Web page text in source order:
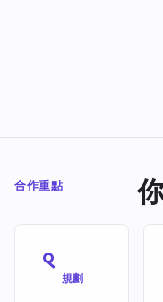
合作重點
規劃